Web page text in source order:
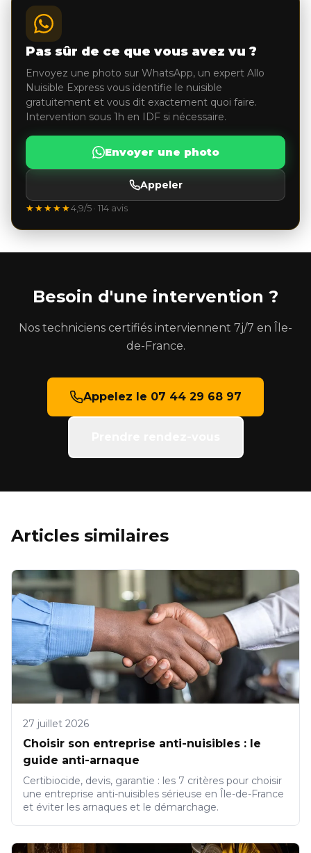
Pas sûr de ce que vous avez vu ?
Envoyez une photo sur WhatsApp, un expert Allo
Nuisible Express vous identifie le nuisible
gratuitement et vous dit exactement quoi faire.
Intervention sous 1h en IDF si nécessaire.
Envoyer une photo
Appeler
★★★★★4,9/5 · 114 avis
Besoin d'une intervention ?
Nos techniciens certifiés interviennent 7j/7 en Île-
de-France.
Appelez le 07 44 29 68 97
Articles similaires
27 juillet 2026
Choisir son entreprise anti-nuisibles : le
guide anti-arnaque
Certibiocide, devis, garantie : les 7 critères pour choisir
une entreprise anti-nuisibles sérieuse en Île-de-France
et éviter les arnaques et le démarchage.